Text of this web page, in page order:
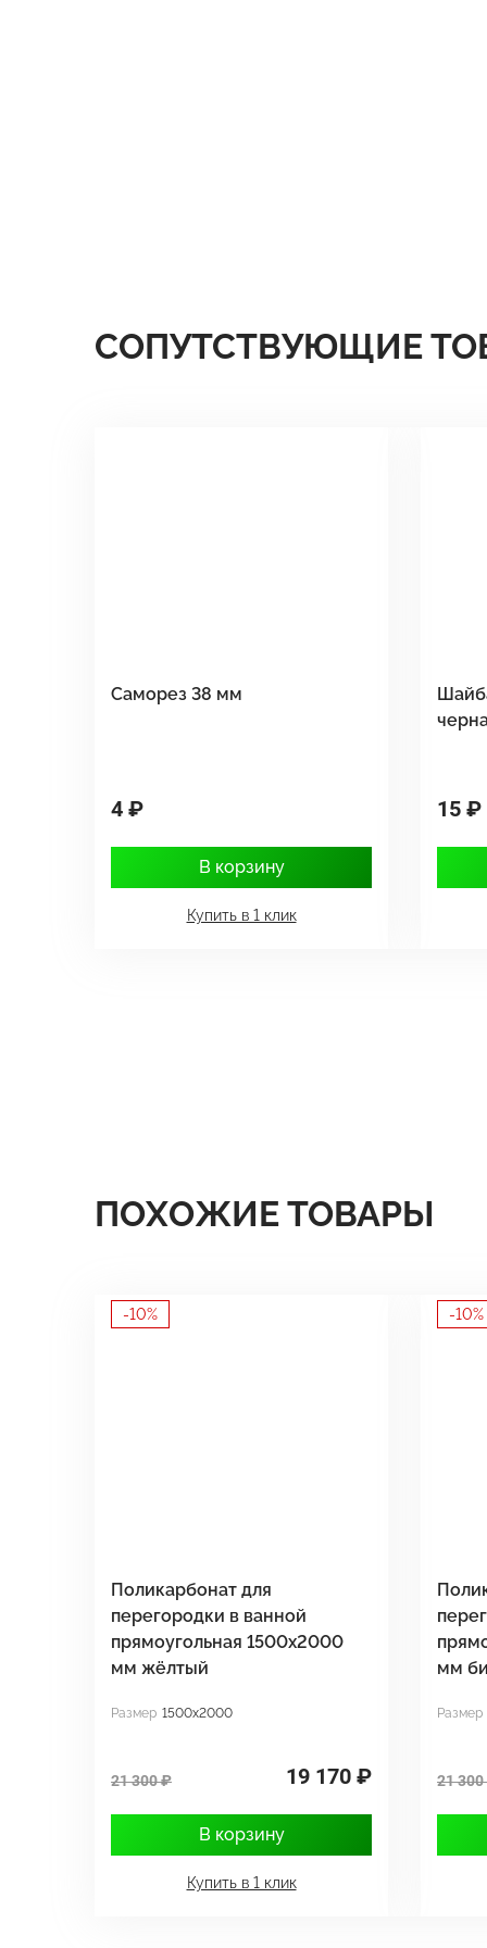
СОПУТСТВУЮЩИЕ
Саморез 38 мм
4 ₽
В корзину
Купить в 1 клик
15 ₽
ПОХОЖИЕ ТОВАРЫ
-10%
Поликарбонат для
перегородки в ванной
прямоугольная 1500х2000
мм жёлтый
Размер 1500x2000
21 300 ₽ 19 170 ₽
В корзину
Купить в 1 клик
-10%
мм
Размер
21